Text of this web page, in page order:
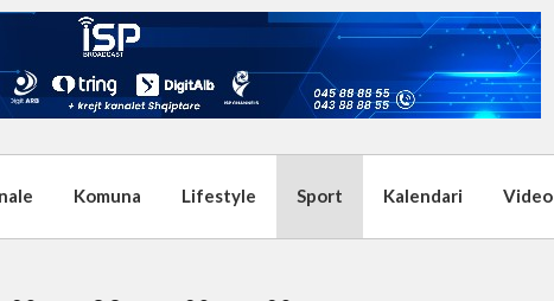
Komuna Lifestyle Sport Kalendari Video